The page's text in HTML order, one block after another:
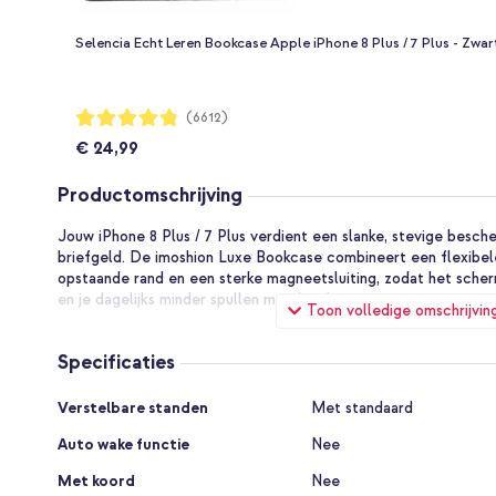
Selencia Echt Leren Bookcase Apple iPhone 8 Plus / 7 Plus -
Waardering:
96%
(6612)
€ 24,99
Productomschrijving
Toon volledige
Jouw iPhone 8 Plus / 7 Plus verdient een slanke, stevige
briefgeld. De imoshion Luxe Bookcase combineert een
opstaande rand en een sterke magneetsluiting, zodat het
en je dagelijks minder spullen mee hoeft te nemen.
opvangt
Magneetsluiting houdt de hoes stevig dicht en beperkt
Specificaties
Specificaties
Verstelbare standen
Met standaard
Auto wake functie
Nee
Met koord
Nee